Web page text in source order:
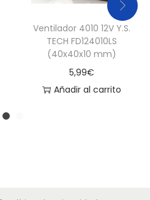
Ventilador 4010 12V Y.S.
TECH FD124010LS
(40x40x10 mm)
5,99€
Añadir al carrito